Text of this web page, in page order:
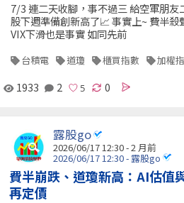
7/3 連二天收腳，事不過三 給空軍朋友
股下週準備創新高了📈 事實上~ 費半殺
VIX下滑也是事實 如同先前
台積電 道瓊 櫃買指數 加權
1933 2 0
露股go
2026/06/17 12:30 - 2 月前
2026/06/17 12:30 - 露股go
費半崩跌、道瓊新高：AI估值
再定價